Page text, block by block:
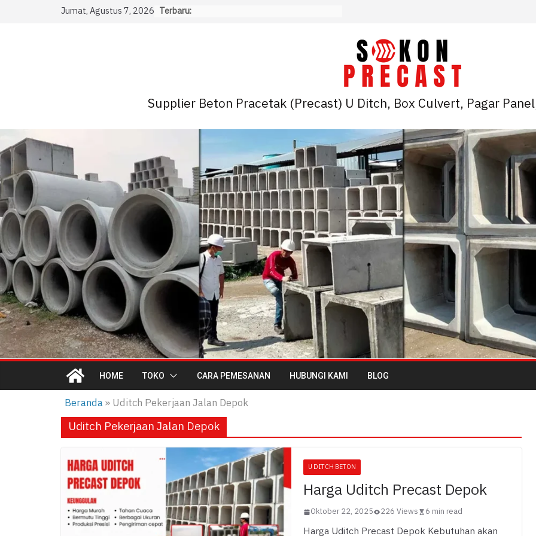
Jumat, Agustus 7, 2026 Terbaru:
Supplier Beton Pracetak (Precast) U Ditch, Box Culvert, Pagar
HOME TOKO CARA PEMESANAN HUBUNGI KAMI BLOG
Beranda» Uditch Pekerjaan Jalan Depok
Uditch Pekerjaan Jalan Depok
U DITCH BETON
Harga Uditch Precast Depok
Oktober 22, 2025 226 Views 6 min read
Harga Uditch Precast Depok Kebutuhan akan